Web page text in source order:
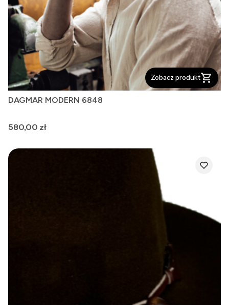
Zobacz produkt
DAGMAR MODERN 6848
Cena
580,00 zł